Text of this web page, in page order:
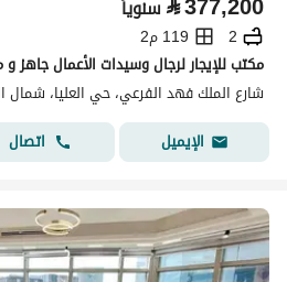
سنوياً
2
119 م2
مكتب للإيجار لرجال وسيدات الأعمال جاهز
شارع الملك فهد الفرعي، حي العليا، شمال
الإيميل
اتصال